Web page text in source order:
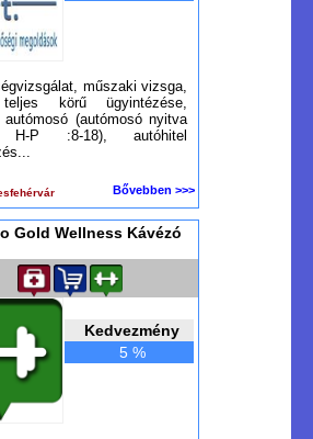
műszaki vizsga,
körű ügyintézése,
(autómosó nyitva
H-P :8-18), autóhitel
Bővebben >>>
Gold Wellness Kávézó
Kedvezmény
5 %